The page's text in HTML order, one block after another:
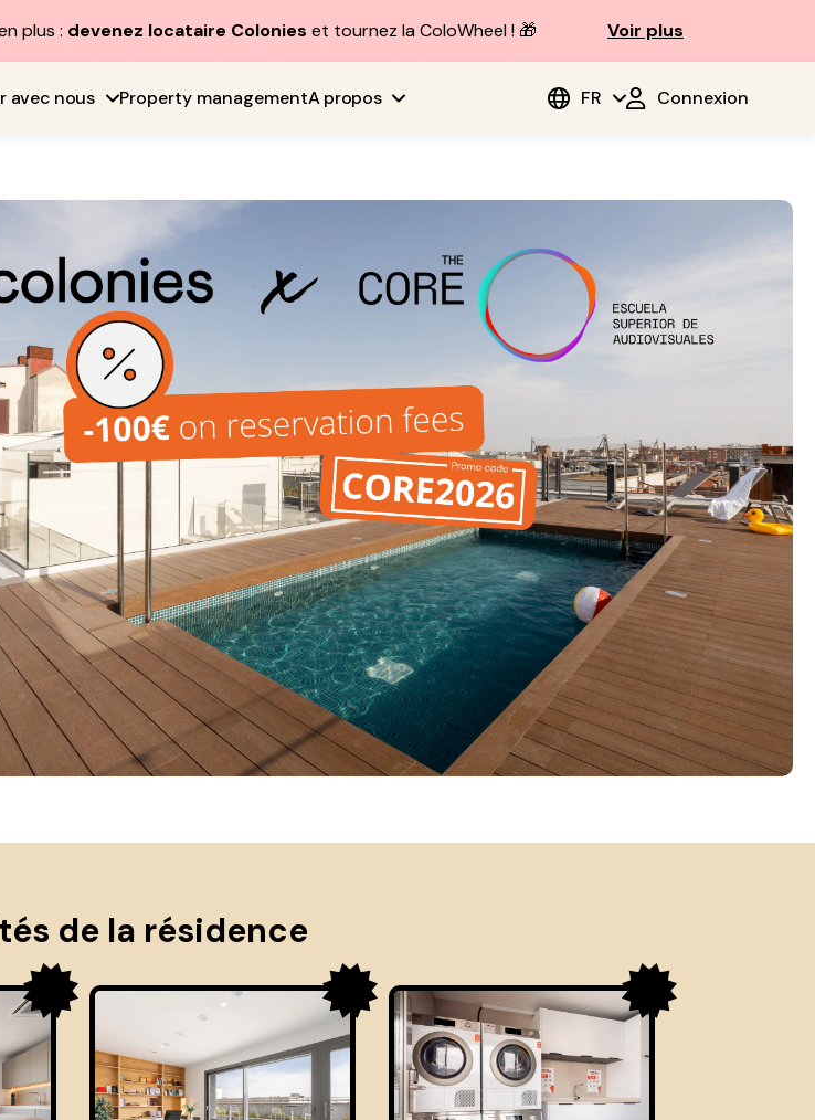
plus : devenez locataire Colonies et tournez la ColoWheel ! 🎁 Voir plus
avec nous Property managementA propos FR Connexion
de la résidence